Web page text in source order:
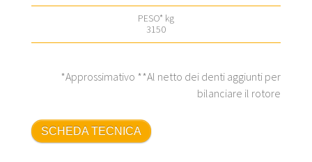
3150
*Approssimativo **Al netto dei denti aggiunti per
bilanciare il rotore
SCHEDA TECNICA